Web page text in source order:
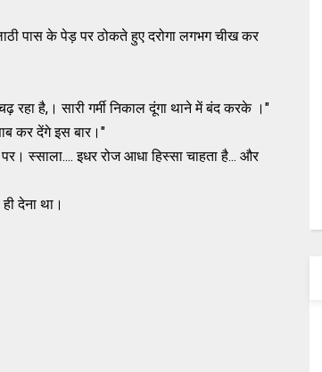
पास के पेड़ पर ठोकते हुए दरोगा लगभग चीख कर
है,। सारी गर्मी निकाल दूंगा थाने में बंद करके ।"
कर देंगे इस बार।"
स्साला.... इधर रोज आधा हिस्सा चाहता है... और
देना था।